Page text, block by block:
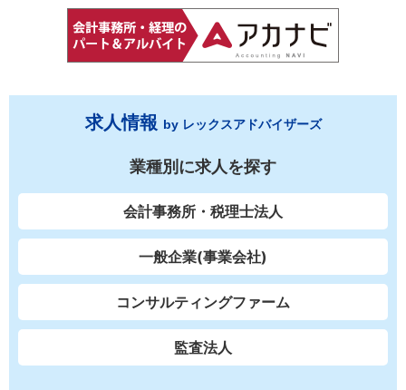
求人情報 by レックスアドバイザーズ
業種別に求人を探す
会計事務所・税理士法人
一般企業(事業会社)
コンサルティングファーム
監査法人